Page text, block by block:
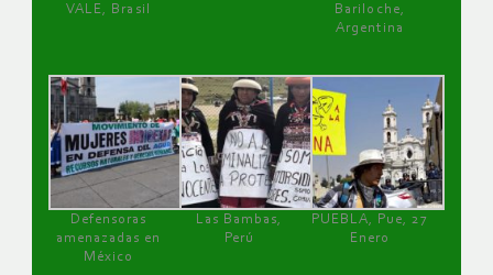
VALE, Brasil
Bariloche,
Argentina
Defensoras
amenazadas en
México
Las Bambas,
Perú
PUEBLA, Pue, 27
Enero